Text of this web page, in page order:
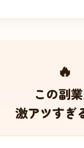
🔥
この副
激アツすぎ